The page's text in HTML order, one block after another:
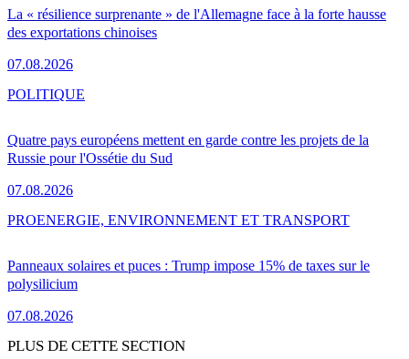
La « résilience surprenante » de l'Allemagne face à la forte hausse
des exportations chinoises
07.08.2026
Quatre pays européens mettent en garde contre les projets de la
Russie pour l'Ossétie du Sud
07.08.2026
POLITIQUE
Panneaux solaires et puces : Trump impose 15% de taxes sur le
polysilicium
07.08.2026
PROENERGIE, ENVIRONNEMENT ET TRANSPORT
PLUS DE CETTE SECTION